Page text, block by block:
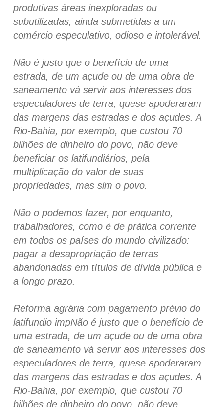
produtivas áreas inexploradas ou
subutilizadas, ainda submetidas a um
comércio especulativo, odioso e intolerável.
Não é justo que o benefício de uma
estrada, de um açude ou de uma obra de
saneamento vá servir aos interesses dos
especuladores de terra, quese apoderaram
das margens das estradas e dos açudes. A
Rio-Bahia, por exemplo, que custou 70
bilhões de dinheiro do povo, não deve
beneficiar os latifundiários, pela
multiplicação do valor de suas
propriedades, mas sim o povo.
Não o podemos fazer, por enquanto,
trabalhadores, como é de prática corrente
em todos os países do mundo civilizado:
pagar a desapropriação de terras
abandonadas em títulos de dívida pública e
a longo prazo.
Reforma agrária com pagamento prévio do
latifundio impNão é justo que o benefício de
uma estrada, de um açude ou de uma obra
de saneamento vá servir aos interesses dos
especuladores de terra, quese apoderaram
das margens das estradas e dos açudes. A
Rio-Bahia, por exemplo, que custou 70
bilhões de dinheiro do povo, não deve